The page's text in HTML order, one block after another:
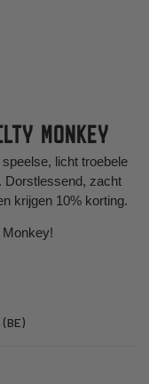
MONKEY
licht troebele
Dorstlessend, zacht
krijgen 10% korting.